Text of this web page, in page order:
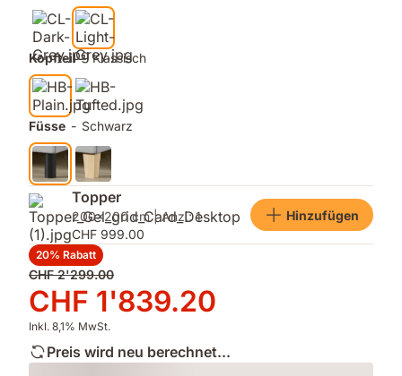
Kopfteil - Klassisch
Füsse - Schwarz
Topper
200x200 cm | Anz.: 1
CHF 999.00
Hinzufügen
20% Rabatt
Ursprünglicher
Preis
CHF 2'299.00
CHF 2'299.00
Preis
CHF 1'839.20
CHF 1'839.20
Inkl. 8,1% MwSt.
Preis wird neu berechnet...